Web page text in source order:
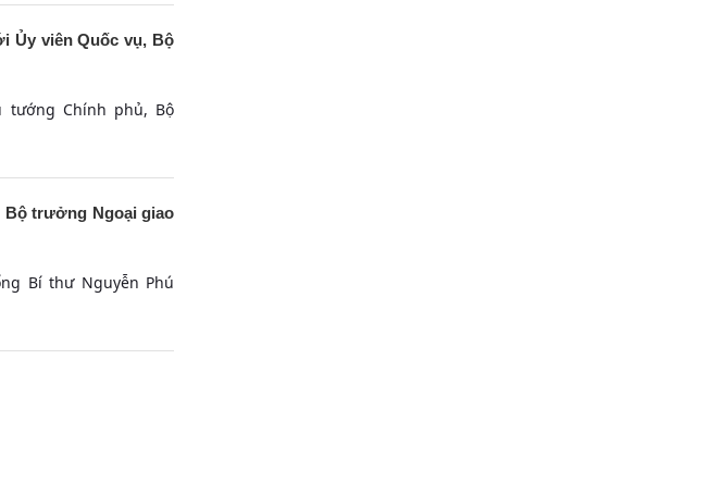
Ủy viên Quốc vụ, Bộ
tướng Chính phủ, Bộ
trưởng Ngoại giao
Bí thư Nguyễn Phú